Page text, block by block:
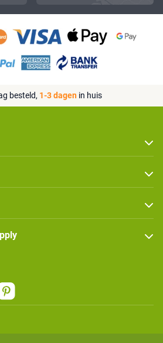
besteld, 1-3 dagen in huis